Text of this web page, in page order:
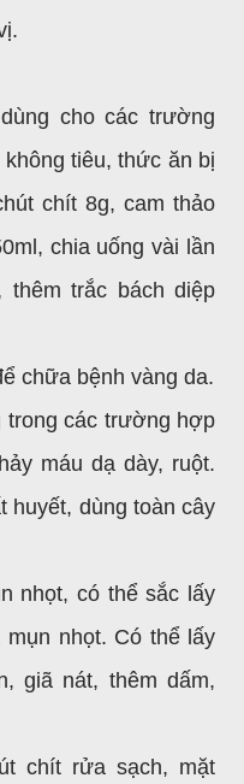
cho các trường
tiêu, thức ăn bị
chít 8g, cam thảo
chia uống vài lần
thêm trắc bách diệp
chữa bệnh vàng da.
trong các trường hợp
máu dạ dày, ruột.
huyết, dùng toàn cây
nhọt, có thể sắc lấy
nhọt. Có thể lấy
giã nát, thêm dấm,
chít rửa sạch, mặt